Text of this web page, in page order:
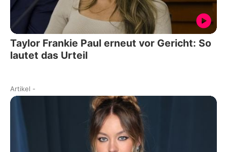
Taylor Frankie Paul erneut vor Gericht: So
lautet das Urteil
Artikel -